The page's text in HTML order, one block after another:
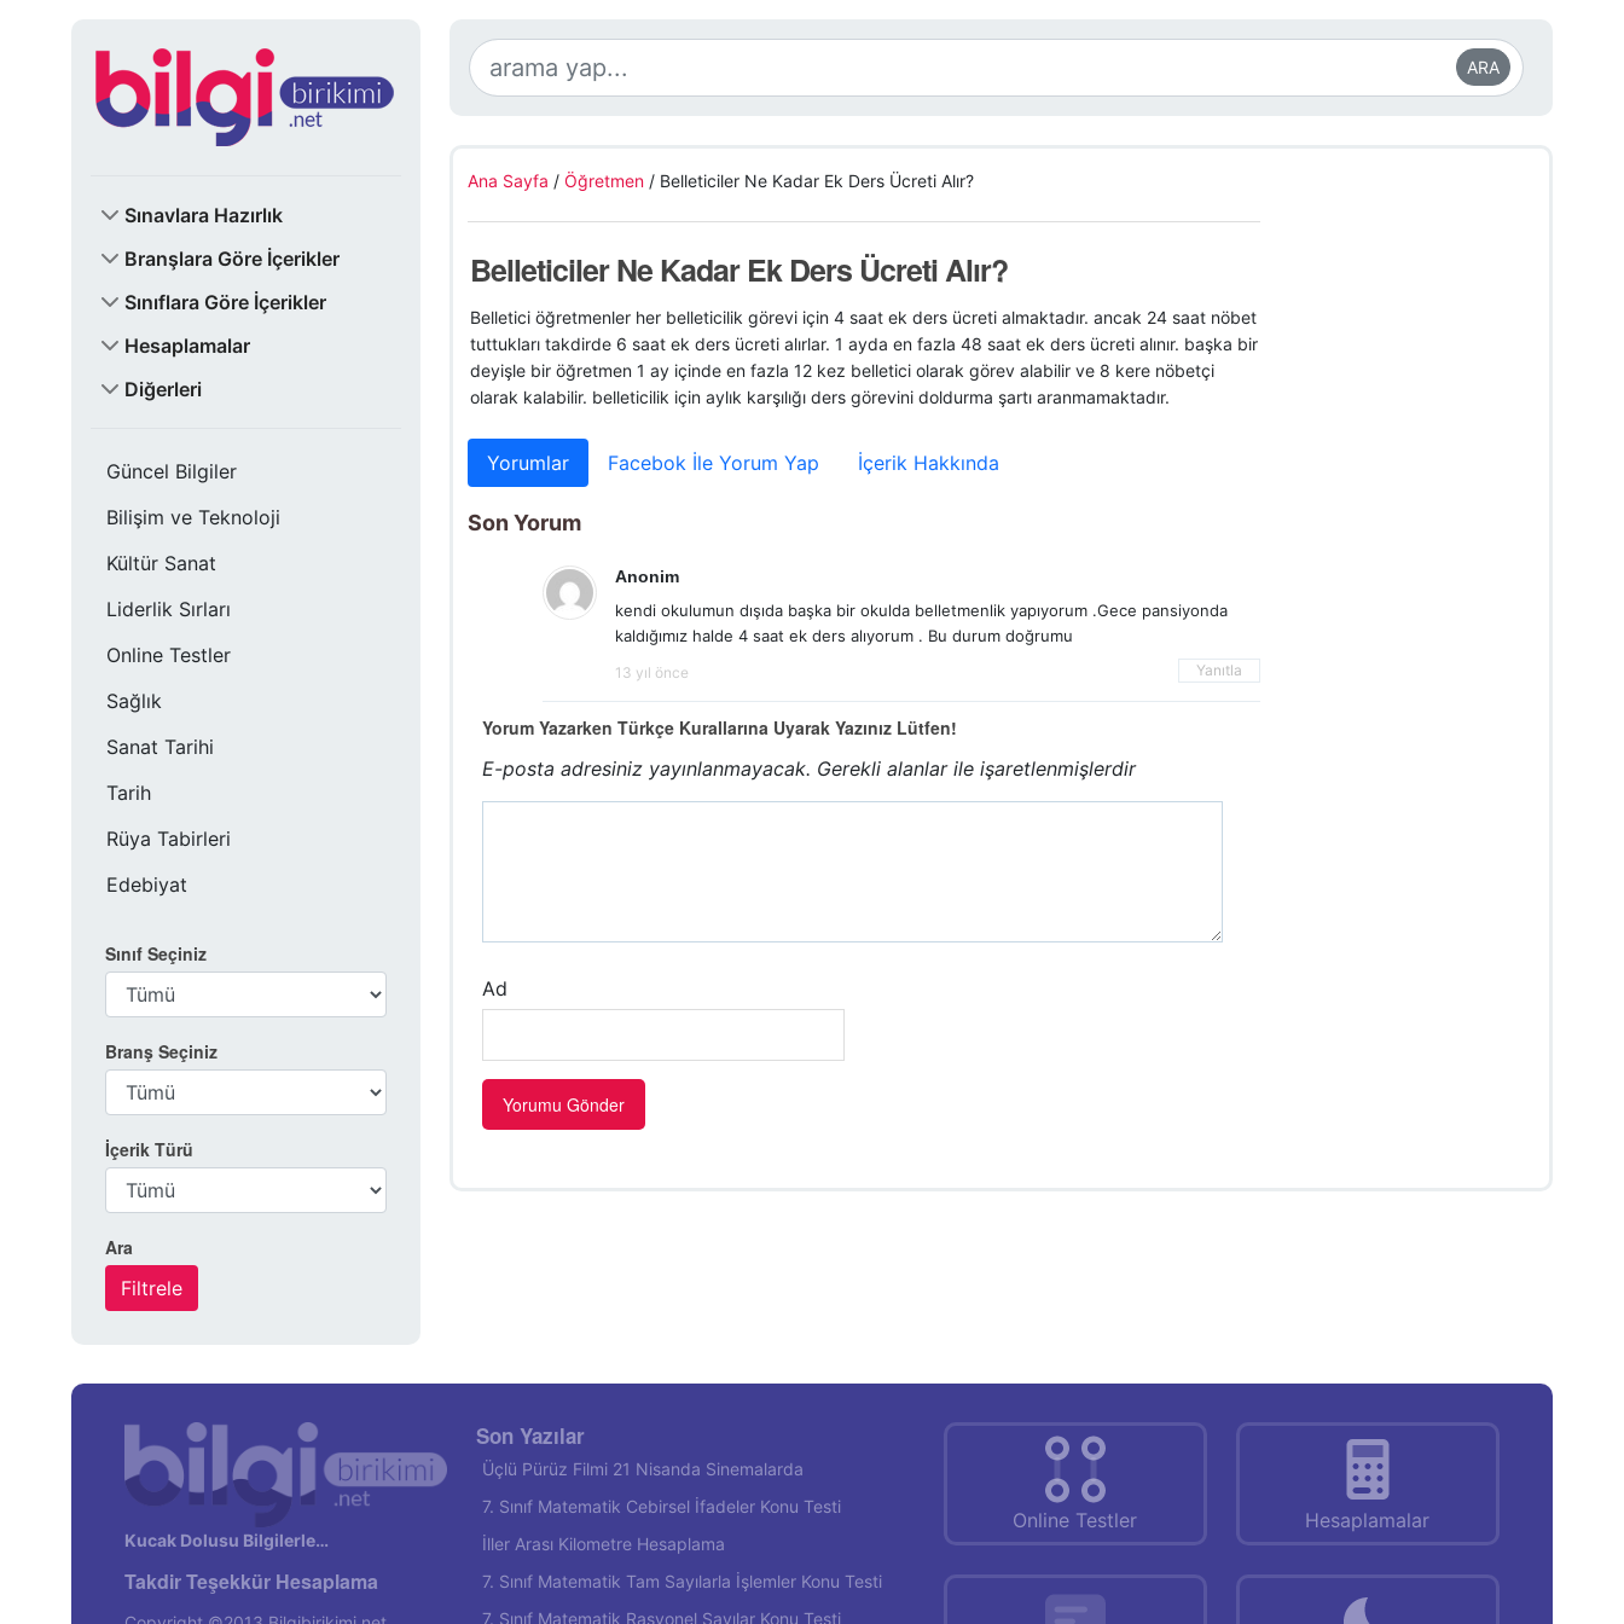
Sınavlara Hazırlık
Branşlara Göre İçerikler
Sınıflara Göre İçerikler
Hesaplamalar
Diğerleri
Güncel Bilgiler
Bilişim ve Teknoloji
Kültür Sanat
Liderlik Sırları
Online Testler
Sağlık
Sanat Tarihi
Tarih
Rüya Tabirleri
Edebiyat
Sınıf Seçiniz
Branş Seçiniz
İçerik Türü
Ara
ARA
Ana Sayfa / Öğretmen/ Belleticiler Ne Kadar Ek Ders Ücreti Alır?
Belleticiler Ne Kadar Ek Ders Ücreti Alır?
Belletici öğretmenler her belleticilik görevi için 4 saat ek ders ücreti almaktadır. ancak 24 saat nöbet
tuttukları takdirde 6 saat ek ders ücreti alırlar. 1 ayda en fazla 48 saat ek ders ücreti alınır. başka bir
deyişle bir öğretmen 1 ay içinde en fazla 12 kez belletici olarak görev alabilir ve 8 kere nöbetçi
olarak kalabilir. belleticilik için aylık karşılığı ders görevini doldurma şartı aranmamaktadır.
Yorumlar Facebok İle Yorum Yap İçerik Hakkında
Son Yorum
Anonim
kendi okulumun dışıda başka bir okulda belletmenlik yapıyorum .Gece pansiyonda
kaldığımız halde 4 saat ek ders alıyorum . Bu durum doğrumu
13 yıl önce Yanıtla
Yorum Yazarken Türkçe Kurallarına Uyarak Yazınız Lütfen!
E-posta adresiniz yayınlanmayacak. Gerekli alanlar ile işaretlenmişlerdir
Ad
Kucak Dolusu Bilgilerle…
Takdir Teşekkür Hesaplama
Son Yazılar
Üçlü Pürüz Filmi 21 Nisanda Sinemalarda
7. Sınıf Matematik Cebirsel İfadeler Konu Testi
İller Arası Kilometre Hesaplama
7. Sınıf Matematik Tam Sayılarla İşlemler Konu Testi
7. Sınıf Matematik Rasyonel Sayılar Konu Testi
Online Testler Hesaplamalar